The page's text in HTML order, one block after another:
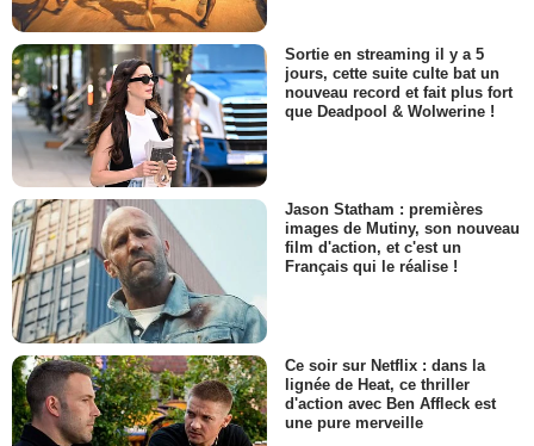
Sortie en streaming il y a 5
jours, cette suite culte bat un
nouveau record et fait plus fort
que Deadpool & Wolwerine !
Jason Statham : premières
images de Mutiny, son nouveau
film d'action, et c'est un
Français qui le réalise !
Ce soir sur Netflix : dans la
lignée de Heat, ce thriller
d'action avec Ben Affleck est
une pure merveille